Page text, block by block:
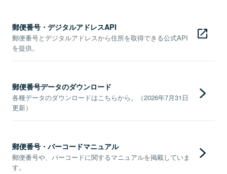
郵便番号・デジタルアドレスAPI
郵便番号とデジタルアドレスから住所を取得できる公式API
を提供。
郵便番号データのダウンロード
各種データのダウンロードはこちらから。（2026年7月31日
更新）
郵便番号・バーコードマニュアル
郵便番号や、バーコードに関するマニュアルを掲載していま
す。